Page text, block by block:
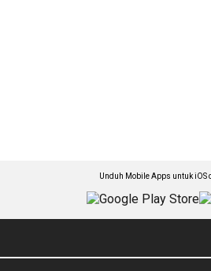
Unduh Mobile Apps untuk iOS